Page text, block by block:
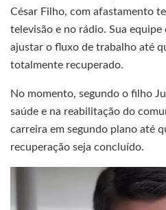
César Filho, com afastamento
televisão e no rádio. Sua
ajustar o fluxo de trabalho até
totalmente recuperado.
No momento, segundo o filho
saúde e na reabilitação do
carreira em segundo plano até
recuperação seja concluído.